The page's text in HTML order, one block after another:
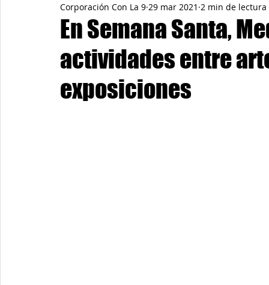
Educación Derechos Humanos Deporte
Inclusión Social Infancia y preadolescencia
En Semana Santa,
actividades entre
exposiciones
Corporación Con La 9 29 mar 2021 2 min de lectura